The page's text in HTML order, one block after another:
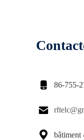
 86-755-


bâtiment